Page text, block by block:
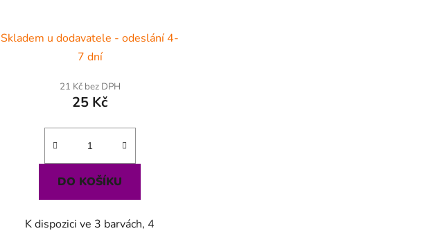
Skladem u dodavatele - odeslání 4-
7 dní
21 Kč bez DPH
25 Kč
DO KOŠÍKU
K dispozici ve 3 barvách, 4